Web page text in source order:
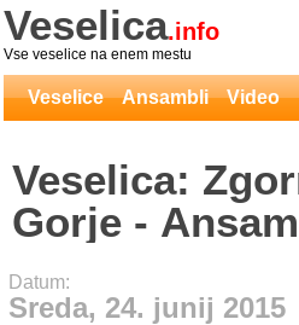
Veselica.info
Vse veselice na enem mestu
Veselice Ansambli Video
Veselica:
Gorje -
Kolovrat
Datum:
Sreda, 24. junij 2015